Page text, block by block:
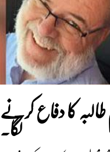
کا دفاع کرنے
لگا۔